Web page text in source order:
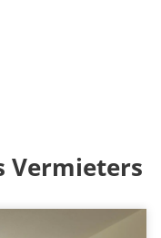
Vermieters